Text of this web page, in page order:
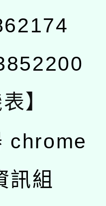
】
chrome
訊組